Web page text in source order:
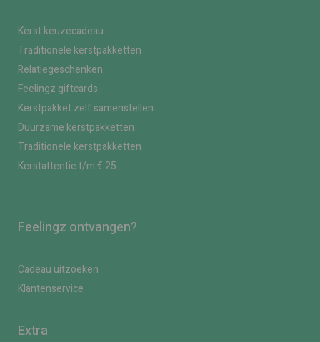
Kerst keuzecadeau
Traditionele kerstpakketten
Relatiegeschenken
Feelingz giftcards
Kerstpakket zelf samenstellen
Duurzame kerstpakketten
Traditionele kerstpakketten
Kerstattentie t/m € 25
Feelingz ontvangen?
Cadeau uitzoeken
Klantenservice
Extra